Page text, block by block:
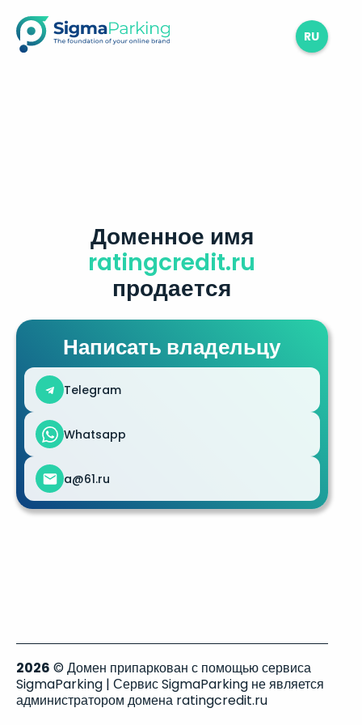
RU
Доменное имя
ratingcredit.ru
продается
Написать владельцу
Telegram
Whatsapp
a@61.ru
2026 © Домен припаркован с помощью сервиса
SigmaParking | Сервис SigmaParking не является
администратором домена ratingcredit.ru